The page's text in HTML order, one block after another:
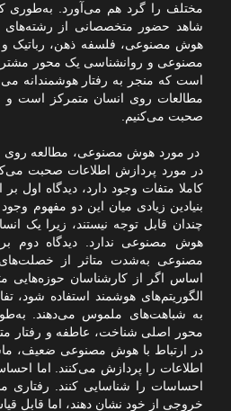
مختلف را گرد هم می‌آورد. به‌طوری
شاهد حضور متخصصانی از رشته‌های
هوش مصنوعی، فلسفه ذهن، رباتیک
مصنوعی و روانشناسی یک محور
است که منجر به رفتار هوشمندانه
مطالعات روی انسان متمرکز است و
صحبت می‌کنیم.
در مورد هوش مصنوعی، مطالعه روی
در مورد پردازش اطلاعات صحبت
کاملا متفات وجود دارد، دیدگاه اول
بنیادین زیادی میان این دو مفهوم
چندان قابل توجه نیستند، زیرا یک
هوش مصنوعی ندارد. دیدگاه دوم
مصنوعی به‌شدت متاثر از
اساس اگر از کارشناسان
الگوریتم‌های هوشمند استفاده شود،
به شباهت‌های ملموس می‌دهند.
محور اصلی شناخت، عاطفه و رفتار
در ارتباط با هوش مصنوعی ضعیف،
اطلاعات را پردازش می‌کنند. اما
احساسات را شناسایی کنند. رفتاری
خروجی از خود نشان دهند، اما قابل